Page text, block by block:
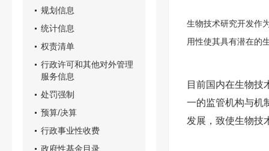
规划信息
统计信息
权责清单
行政许可和其他对外管理
服务信息
处罚强制
预算/决算
行政事业性收费
政府性基金目录
生物技术研究开发作
用性使其具有潜在的
目前国内在生物技
一的监管机构与机
发展，致使生物技